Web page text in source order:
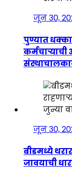
जून 30,
पुण्यात
जून 30,
बीडमध्ये
जावयाची